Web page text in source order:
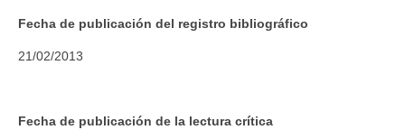
Fecha de publicación del registro bibliográfico
21/02/2013
Fecha de publicación de la lectura crítica